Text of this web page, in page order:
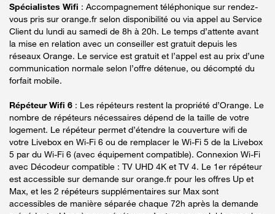
Spécialistes Wifi : Accompagnement téléphonique sur rendez-
vous pris sur orange.fr selon disponibilité ou via appel au Service
Client du lundi au samedi de 8h à 20h. Le temps d’attente avant
la mise en relation avec un conseiller est gratuit depuis les
réseaux Orange. Le service est gratuit et l’appel est au prix d’une
communication normale selon l’offre détenue, ou décompté du
forfait mobile.
Répéteur Wifi 6 : Les répéteurs restent la propriété d’Orange. Le
nombre de répéteurs nécessaires dépend de la taille de votre
logement. Le répéteur permet d’étendre la couverture wifi de
votre Livebox en Wi-Fi 6 ou de remplacer le Wi-Fi 5 de la Livebox
5 par du Wi-Fi 6 (avec équipement compatible). Connexion Wi-Fi
avec Décodeur compatible : TV UHD 4K et TV 4. Le 1er répéteur
est accessible sur demande sur orange.fr pour les offres Up et
Max, et les 2 répéteurs supplémentaires sur Max sont
accessibles de manière séparée chaque 72h après la demande